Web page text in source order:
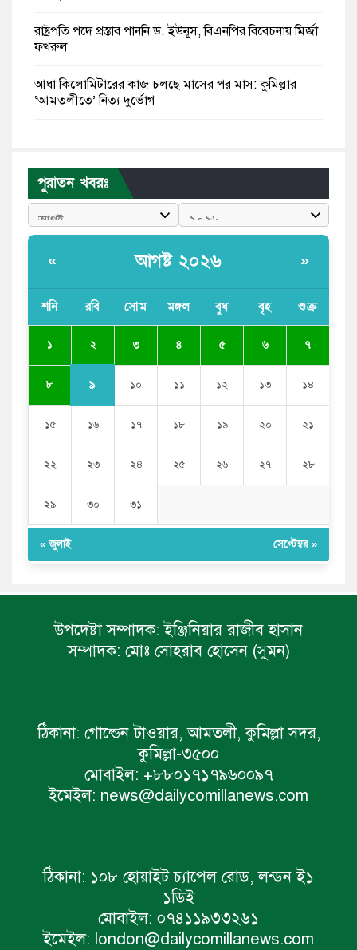
রাষ্ট্রপতি পদে প্রস্তাব পাননি ড. ইউনূস, বিএনপির বিবেচনায় মির্জা
ফখরুল
আধা কিলোমিটারের কাজ চলছে মাসের পর মাস: কুমিল্লার
‘আমতলীতে’ নিত্য দুর্ভোগ
পুলিশকে পিটিয়ে রক্তাক্ত করেছি এ দৃশ্য কি আপনারা দেখেননি:
এনসিপি নেতা
সরকার
সজীব ওয়াজেদ জয়
পুরাতন খবরঃ
« আগষ্ট ২০২৬ »
শনি রবি সোম মঙ্গল বুধ বৃহ শুক্র
১ ২ ৩ ৪ ৫ ৬ ৭
৮ ৯ ১০ ১১ ১২ ১৩ ১৪
১৫ ১৬ ১৭ ১৮ ১৯ ২০ ২১
২২ ২৩ ২৪ ২৫ ২৬ ২৭ ২৮
২৯ ৩০ ৩১
« জুলাই সেপ্টেম্বর »
উপদেষ্টা সম্পাদক: ইঞ্জিনিয়ার রাজীব হাসান
সম্পাদক: মোঃ সোহরাব হোসেন (সুমন)
ঠিকানা: গোল্ডেন টাওয়ার, আমতলী, কুমিল্লা সদর,
কুমিল্লা-৩৫০০
মোবাইল: +৮৮০১৭১৭৯৬০০৯৭
ইমেইল: news@dailycomillanews.com
ঠিকানা: ১০৮ হোয়াইট চ্যাপেল রোড, লন্ডন ই১
১ডিই
মোবাইল: ০৭৪১১৯৩৩২৬১
ইমেইল: london@dailycomillanews.com